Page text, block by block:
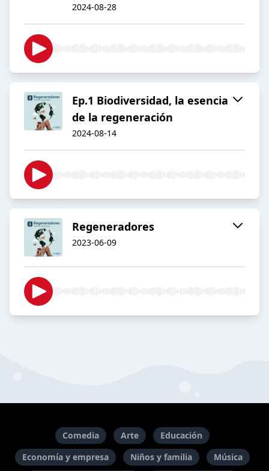
2024-08-28
Ep.1 Biodiversidad, la esencia
de la regeneración
2024-08-14
Regeneradores
2023-06-09
Comedia Arte
Educación
Economía y empresa
Niños y familia Música